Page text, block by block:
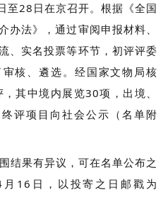
至28日在京召开。根据《全国
办法》，通过审阅申报材料、
、实名投票等环节，初评评委
核、遴选。经国家文物局核
其中境内展览30项，出境、
评项目向社会公示（名单附
结果有异议，可在名单公布之
16日，以投寄之日邮戳为